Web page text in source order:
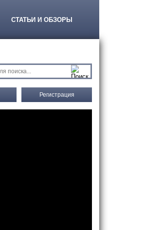
СТАТЬИ И ОБЗОРЫ
Регистрация